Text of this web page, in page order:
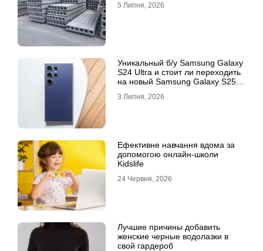
5 Липня, 2026
Уникальный б/у Samsung Galaxy
S24 Ultra и стоит ли переходить
на новый Samsung Galaxy S25
3 Липня, 2026
Ефективне навчання вдома за
допомогою онлайн-школи
Kidslife
24 Червня, 2026
Лучшие причины добавить
женские черные водолазки в
свой гардероб